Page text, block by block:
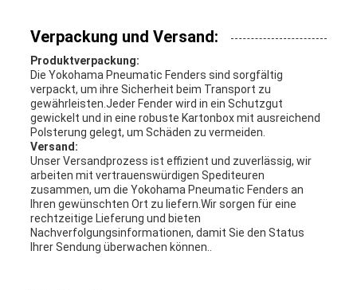
Verpackung und Versand:
Produktverpackung:
Die Yokohama Pneumatic Fenders sind sorgfältig
verpackt, um ihre Sicherheit beim Transport zu
gewährleisten.Jeder Fender wird in ein Schutzgut
gewickelt und in eine robuste Kartonbox mit ausreichend
Polsterung gelegt, um Schäden zu vermeiden.
Versand:
Unser Versandprozess ist effizient und zuverlässig, wir
arbeiten mit vertrauenswürdigen Spediteuren
zusammen, um die Yokohama Pneumatic Fenders an
Ihren gewünschten Ort zu liefern.Wir sorgen für eine
rechtzeitige Lieferung und bieten
Nachverfolgungsinformationen, damit Sie den Status
Ihrer Sendung überwachen können..